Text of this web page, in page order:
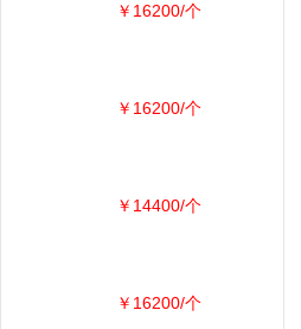
￥16200/个
￥16200/个
￥14400/个
￥16200/个